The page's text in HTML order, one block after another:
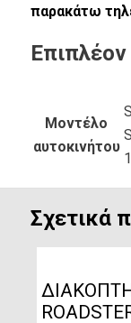
παρακάτω
Μοντέλο
αυτοκινήτου
Σχετικά